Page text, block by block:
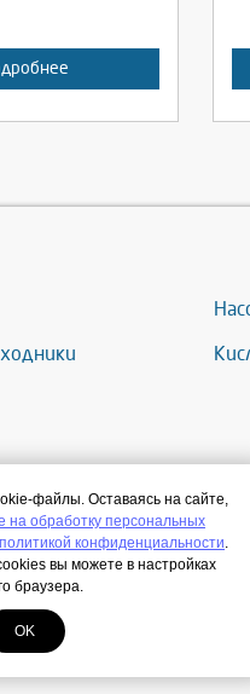
файлы. Оставаясь на сайте,
на обработку персональных
политикой конфиденциальности.
вы можете в настройках
браузера.
OK